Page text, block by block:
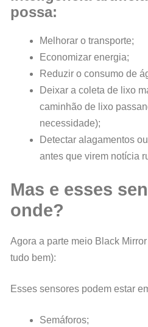
possa:
Melhorar o transporte;
Economizar energia;
Reduzir o consumo de
Deixar a coleta de lixo
caminhão de lixo
necessidade);
Detectar alagamentos
antes que virem notícia
Mas e esses
onde?
Agora a parte meio Black
tudo bem):
Esses sensores podem estar
Semáforos;